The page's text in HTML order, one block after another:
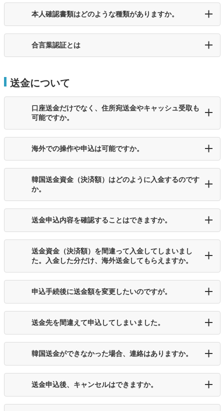
本人確認書類はどのような種類がありますか。
合言葉認証とは
送金について
口座送金だけでなく、住所宛送金やキャッシュ受取も
可能ですか。
海外での操作や申込は可能ですか。
韓国送金資金（決済額）はどのように入金するのです
か。
送金申込内容を確認することはできますか。
送金資金（決済額）を間違って入金してしまいまし
た。入金した分だけ、海外送金してもらえますか。
申込手続後に送金額を変更したいのですが。
送金先を間違えて申込してしまいました。
韓国送金ができなかった場合、連絡はありますか。
送金申込後、キャンセルはできますか。